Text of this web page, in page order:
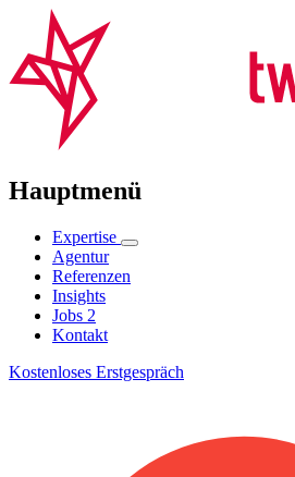
Hauptmenü
Expertise
Agentur
Referenzen
Insights
Jobs 2
Kontakt
Kostenloses Erstgespräch